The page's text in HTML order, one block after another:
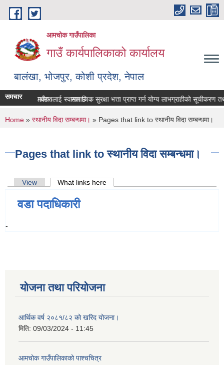
Skip to main content
आमचोक गाउँपालिका
गाउँ कार्यपालिकाको कार्यालय
बालंखा, भोजपुर, कोशी प्रदेश, नेपाल
मा यहाँहरुलाई स्वागत छ ।
समचार
पेश गर्ने सम्बन्धमा। सामाजिक सुरक्षा भत्ता प्राप्‍त गर्न योग्य लाभग्राहीको सूचीकरण
You are here
Home » स्थानीय विदा सम्बन्धमा। » Pages that link to स्थानीय विदा सम्बन्धमा।
Pages that link to स्थानीय विदा सम्बन्धमा।
Primary tabs
View What links here
वडा पदाधिकारी
-
योजना तथा परियोजना
आर्थिक वर्ष २०८१/८२ को खरिद योजना।
मिति: 09/03/2024 - 11:45
आमचोक गाउँपालिकाको पाश्चचित्र